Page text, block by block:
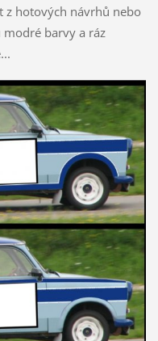
z hotových návrhů nebo
barvy a ráz